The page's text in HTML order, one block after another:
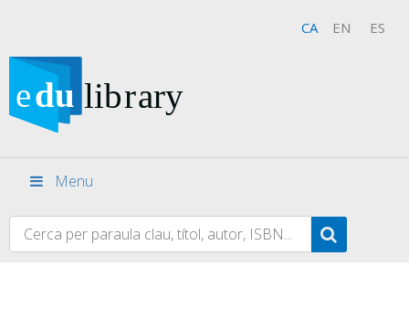
CA EN ES
Menu